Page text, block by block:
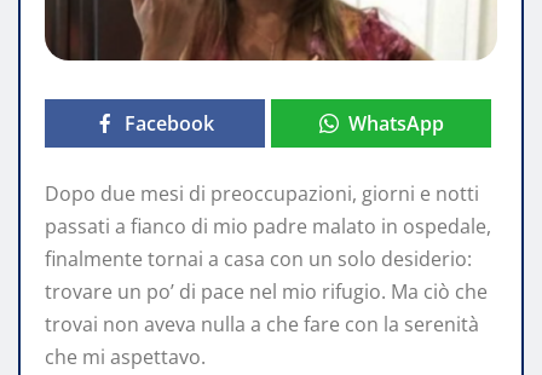
Facebook WhatsApp
Dopo due mesi di preoccupazioni, giorni e notti
passati a fianco di mio padre malato in ospedale,
finalmente tornai a casa con un solo desiderio:
trovare un po’ di pace nel mio rifugio. Ma ciò che
trovai non aveva nulla a che fare con la serenità
che mi aspettavo.